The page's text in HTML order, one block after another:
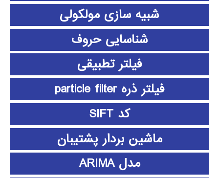
شبیه سازی مولکولی
شناسایی حروف
فیلتر تطبیقی
فیلتر ذره particle filter
کد SIFT
ماشین بردار پشتیبان
مدل ARIMA